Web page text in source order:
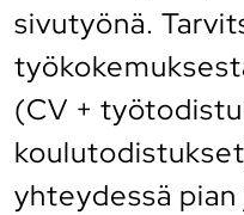
sivutyönä.
(CV +
yhteydessä